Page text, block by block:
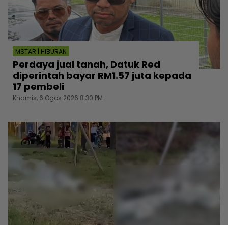
MSTAR | HIBURAN
Perdaya jual tanah, Datuk Red
diperintah bayar RM1.57 juta kepada
17 pembeli
Khamis, 6 Ogos 2026 8:30 PM